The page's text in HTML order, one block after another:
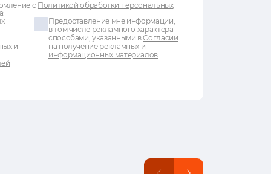
с Политикой обработки персональных
и
Предоставление мне информации,
в том числе рекламного характера
способами, указанными вСогласии
на получение рекламных и
информационных материалов